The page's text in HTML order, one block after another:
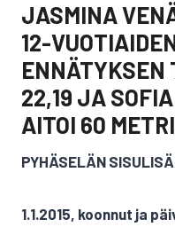
JASMINA
12-
ENNÄTYKSEN
22,19 JA
AITOI 60
PYHÄSELÄN
1.1.2015, koonnut ja